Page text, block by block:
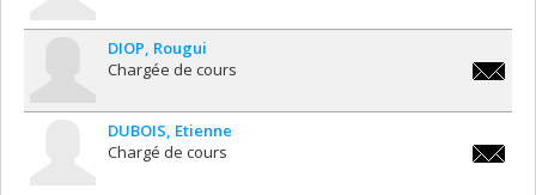
DIOP Rougui
Chargée de cours
DUBOIS Etienne
Chargé de cours